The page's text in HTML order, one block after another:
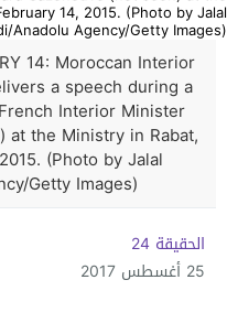
14: Moroccan Interior
a speech during a
Interior Minister
at the Ministry in Rabat,
(Photo by Jalal
Getty Images)
الحقيقة 24
25 أغسطس 2017